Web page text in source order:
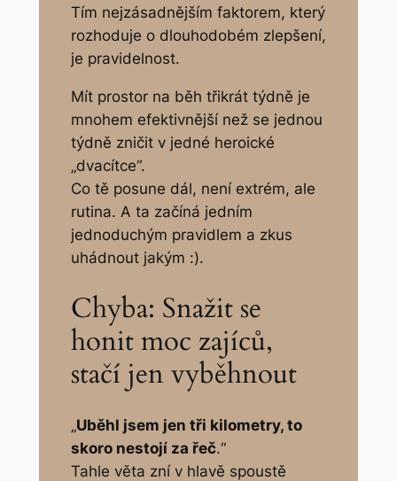
Tím nejzásadnějším faktorem, který
rozhoduje o dlouhodobém zlepšení,
je pravidelnost.
Mít prostor na běh třikrát týdně je
mnohem efektivnější než se jednou
týdně zničit v jedné heroické
„dvacítce“.
Co tě posune dál, není extrém, ale
rutina. A ta začíná jedním
jednoduchým pravidlem a zkus
uhádnout jakým :).
Chyba: Snažit se
honit moc zajíců,
stačí jen vyběhnout
„Uběhl jsem jen tři kilometry, to
skoro nestojí za řeč.“
Tahle věta zní v hlavě spoustě